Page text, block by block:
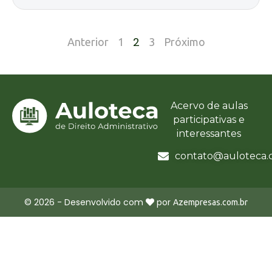
Anterior 1 2 3 Próximo
Acervo de aulas
participativas e
interessantes
© 2026 - Desenvolvido com por Azempresas.com.br